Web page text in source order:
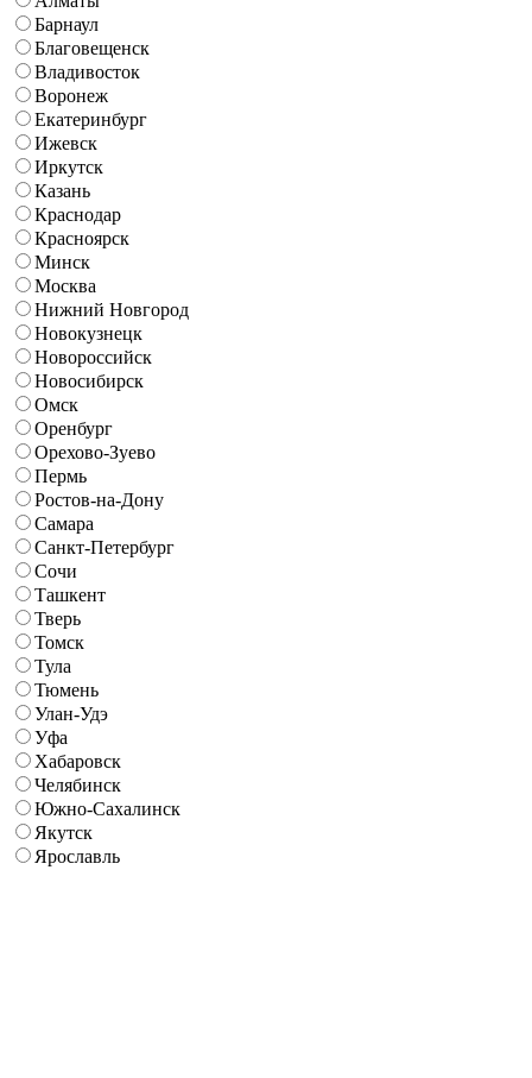
Барнаул
Благовещенск
Владивосток
Воронеж
Екатеринбург
Ижевск
Иркутск
Казань
Краснодар
Красноярск
Минск
Москва
Нижний Новгород
Новокузнецк
Новороссийск
Новосибирск
Омск
Оренбург
Орехово-Зуево
Пермь
Ростов-на-Дону
Самара
Санкт-Петербург
Сочи
Ташкент
Тверь
Томск
Тула
Тюмень
Улан-Удэ
Уфа
Хабаровск
Челябинск
Южно-Сахалинск
Якутск
Ярославль